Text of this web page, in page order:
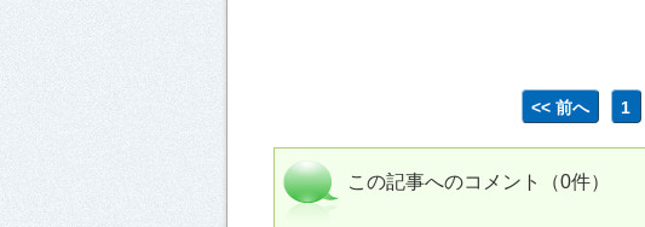
<< 前へ 1
この記事へのコメント（0件）